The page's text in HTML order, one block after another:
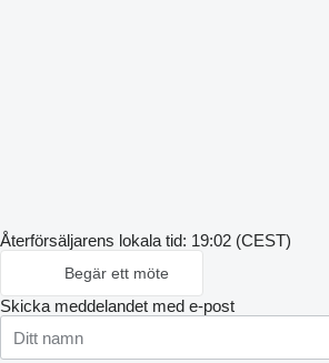
Återförsäljarens lokala tid: 19:02 (CEST)
Begär ett möte
Skicka meddelandet med e-post